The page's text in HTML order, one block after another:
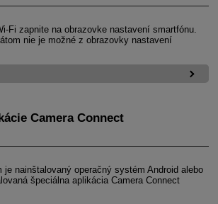
Fi zapnite na obrazovke nastavení smartfónu.
nie je možné z obrazovky nastavení
Camera Connect
nainštalovaný operačný systém Android alebo
špeciálna aplikácia Camera Connect